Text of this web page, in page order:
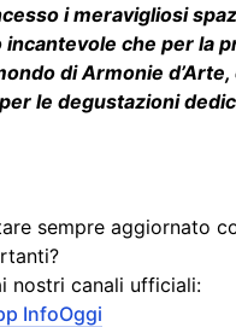
i meravigliosi
incantevole che per la
di Armonie d’Arte,
le degustazioni
sempre aggiornato
nostri canali ufficiali:
InfoOggi